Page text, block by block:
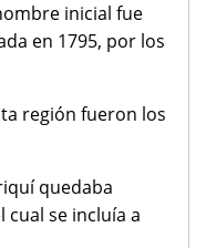
inicial fue
en 1795, por los
región fueron los
quedaba
se incluía a